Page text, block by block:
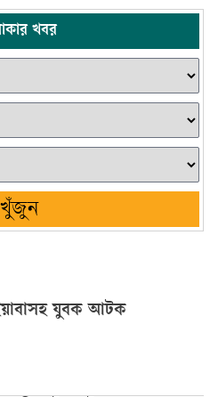
খবর
খুঁজুন
যুবক আটক